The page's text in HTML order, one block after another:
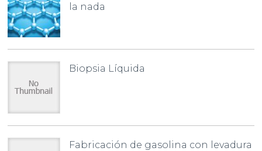
la nada
Biopsia Líquida
Fabricación de gasolina con levadura